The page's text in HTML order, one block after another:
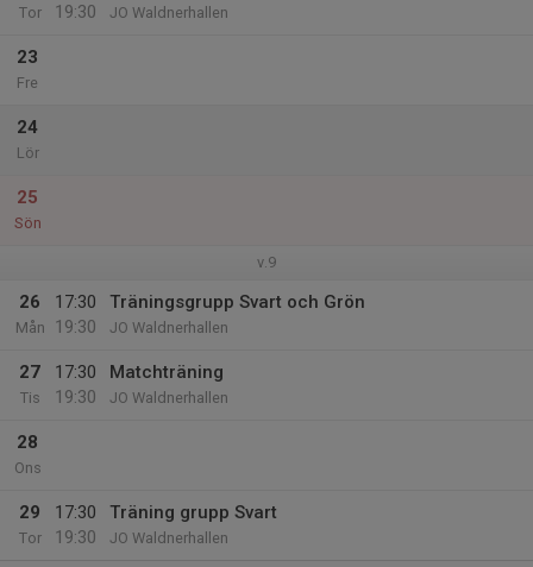
Tor
19:30
JO Waldnerhallen
23
Fre
24
Lör
25
Sön
v.9
26
Mån
17:30
19:30
Träningsgrupp Svart och Grön
JO Waldnerhallen
27
Tis
17:30
19:30
Matchträning
JO Waldnerhallen
28
Ons
29
Tor
17:30
19:30
Träning grupp Svart
JO Waldnerhallen